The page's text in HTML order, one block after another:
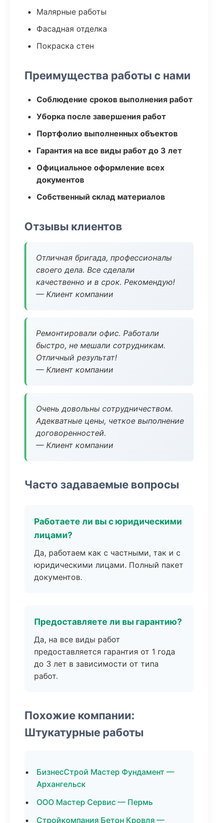
Малярные работы
Фасадная отделка
Покраска стен
Преимущества работы с нами
Соблюдение сроков выполнения работ
Уборка после завершения работ
Портфолио выполненных объектов
Гарантия на все виды работ до 3 лет
Официальное оформление всех
документов
Собственный склад материалов
Отзывы клиентов
Отличная бригада, профессионалы
своего дела. Все сделали
качественно и в срок. Рекомендую!
— Клиент компании
Ремонтировали офис. Работали
быстро, не мешали сотрудникам.
Отличный результат!
— Клиент компании
Очень довольны сотрудничеством.
Адекватные цены, четкое выполнение
договоренностей.
— Клиент компании
Часто задаваемые вопросы
Работаете ли вы с юридическими
лицами?
Да, работаем как с частными, так и с
юридическими лицами. Полный пакет
документов.
Предоставляете ли вы гарантию?
Да, на все виды работ
предоставляется гарантия от 1 года
до 3 лет в зависимости от типа
работ.
Похожие компании:
Штукатурные работы
БизнесСтрой Мастер Фундамент —
Архангельск
ООО Мастер Сервис — Пермь
Стройкомпания Бетон Кровля —